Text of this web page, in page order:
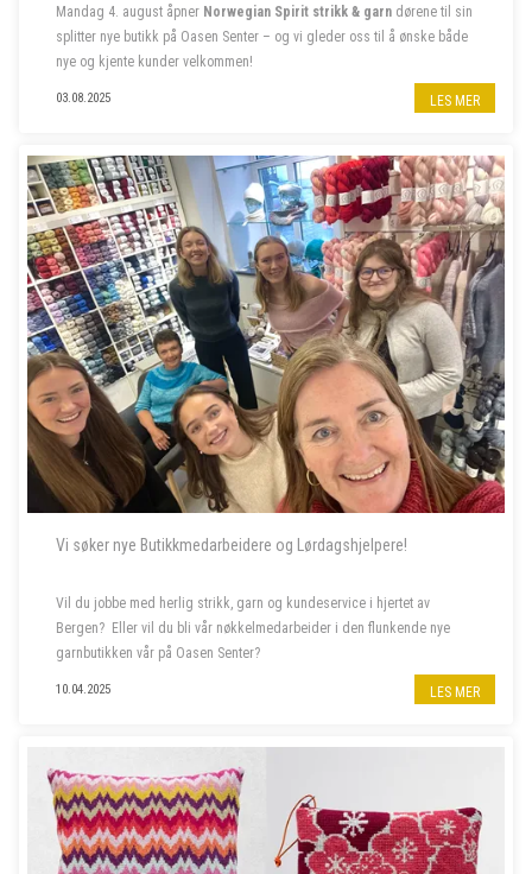
Mandag 4. august åpner Norwegian Spirit strikk & garn dørene til sin
splitter nye butikk på Oasen Senter – og vi gleder oss til å ønske både
nye og kjente kunder velkommen!
03.08.2025 LES MER
Vi søker nye Butikkmedarbeidere og Lørdagshjelpere!
Vil du jobbe med herlig strikk, garn og kundeservice i hjertet av
Bergen? Eller vil du bli vår nøkkelmedarbeider i den flunkende nye
garnbutikken vår på Oasen Senter?
Vi søker to nye butikkmedarbeidere i 100 % stilling, og lørdagshjelp til
10.04.2025 LES MER